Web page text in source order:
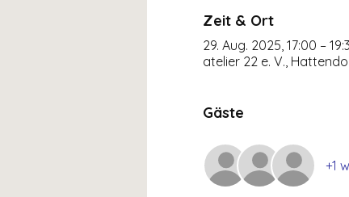
Zeit & Ort
29. Aug. 2025, 17:00 –
atelier 22 e. V.,
Gäste
+1